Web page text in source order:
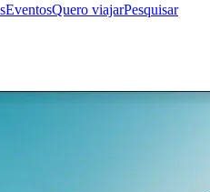
EventosQuero viajarPesquisar